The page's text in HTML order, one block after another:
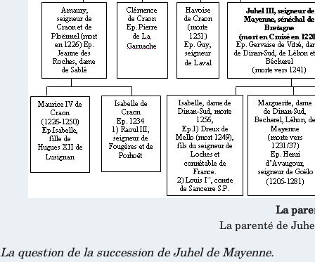
La
La parenté de
La question de la succession de Juhel de Mayenne.